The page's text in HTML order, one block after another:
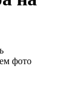
фото